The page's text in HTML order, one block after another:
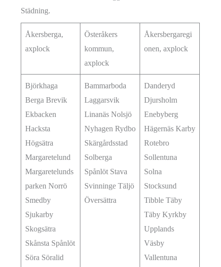
Städning.
Åkersberga,
axplock
Österåkers
kommun,
axplock
Åkersbergaregi
onen, axplock
Björkhaga
Berga Brevik
Ekbacken
Hacksta
Högsätra
Margaretelund
Margaretelunds
parken Norrö
Smedby
Sjukarby
Skogsätra
Skånsta Spånlöt
Söra Söralid
Bammarboda
Laggarsvik
Linanäs Nolsjö
Nyhagen Rydbo
Skärgårdsstad
Solberga
Spånlöt Stava
Svinninge Täljö
Översättra
Danderyd
Djursholm
Enebyberg
Hägernäs Karby
Rotebro
Sollentuna
Solna
Stocksund
Tibble Täby
Täby Kyrkby
Upplands
Väsby
Vallentuna